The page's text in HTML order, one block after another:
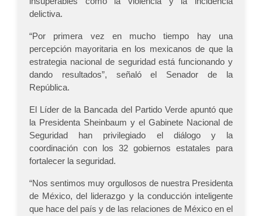
delictiva.
“Por primera vez en mucho tiempo hay una
percepción mayoritaria en los mexicanos de que la
estrategia nacional de seguridad está funcionando y
dando resultados”, señaló el Senador de la
República.
El Líder de la Bancada del Partido Verde apuntó que
la Presidenta Sheinbaum y el Gabinete Nacional de
Seguridad han privilegiado el diálogo y la
coordinación con los 32 gobiernos estatales para
fortalecer la seguridad.
“Nos sentimos muy orgullosos de nuestra Presidenta
de México, del liderazgo y la conducción inteligente
que hace del país y de las relaciones de México en el